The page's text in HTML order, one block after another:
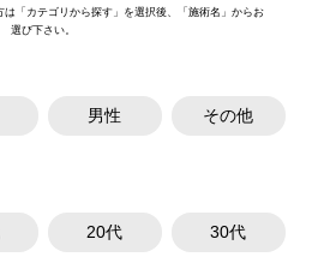
「カテゴリから探す」を選択後、「施術名」からお
選び下さい。
男性 その他
20代 30代